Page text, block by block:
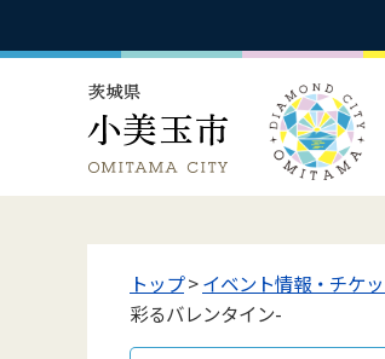
トップ>イベント情報・チケ
彩るバレンタイン-